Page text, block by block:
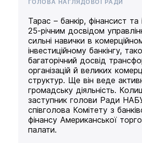
ГОЛОВА НАГЛЯДОВОЇ РАДИ
Тарас – банкір, фінансист та
25-річним досвідом
сильні навички в
інвестиційному банкінгу,
багаторічний досвід
організацій й великих
структур. Ще він веде
громадську діяльність.
заступник голови Ради
співголова Комітету з
фінансу Американської
палати.